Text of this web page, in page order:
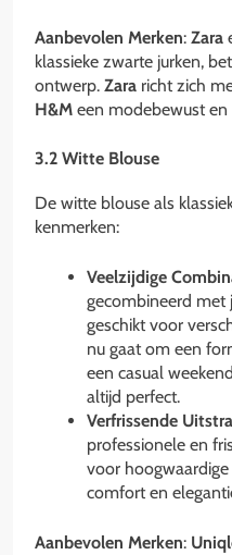
Aanbevolen Merken: Zara
klassieke zwarte jurken,
ontwerp. Zara richt zich
H&M een modebewust
3.2 Witte Blouse
De witte blouse als
kenmerken:
Veelzijdige
gecombineerd met
geschikt voor
nu gaat om een
een casual
altijd perfect.
Verfrissende
professionele en
voor
comfort en
Aanbevolen Merken: